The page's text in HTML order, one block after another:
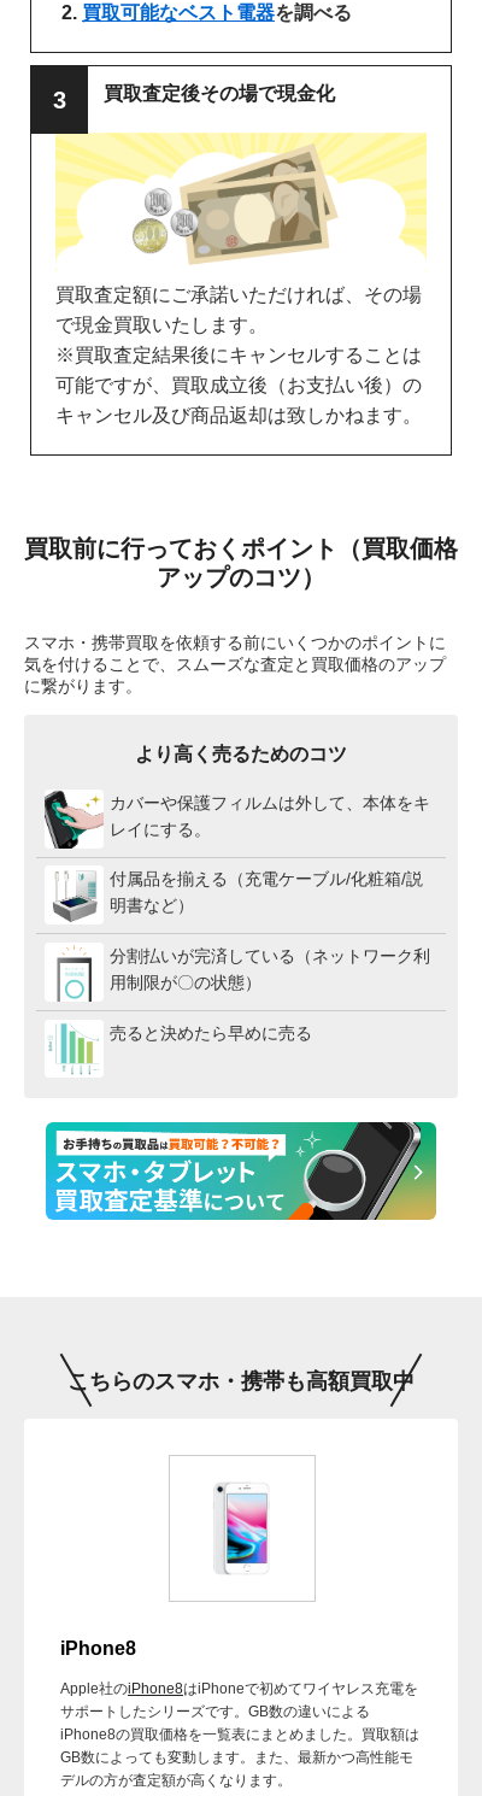
買取可能なベスト電器を調べる
買取査定後その場で現金化
買取査定額にご承諾いただければ、その場
で現金買取いたします。
※買取査定結果後にキャンセルすることは
可能ですが、買取成立後（お支払い後）の
キャンセル及び商品返却は致しかねます。
買取前に行っておくポイント（買取価格
アップのコツ）
スマホ・携帯買取を依頼する前にいくつかのポイントに
気を付けることで、スムーズな査定と買取価格のアップ
に繋がります。
より高く売るためのコツ
カバーや保護フィルムは外して、本体をキ
レイにする。
付属品を揃える（充電ケーブル/化粧箱/説
明書など）
分割払いが完済している（ネットワーク利
用制限が〇の状態）
売ると決めたら早めに売る
こちらのスマホ・携帯も高額買取中
iPhone8
Apple社のiPhone8はiPhoneで初めてワイヤレス充電を
サポートしたシリーズです。GB数の違いによる
iPhone8の買取価格を一覧表にまとめました。買取額は
GB数によっても変動します。また、最新かつ高性能モ
デルの方が査定額が高くなります。